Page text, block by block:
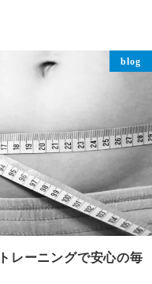
blog
レーニングで安心の毎